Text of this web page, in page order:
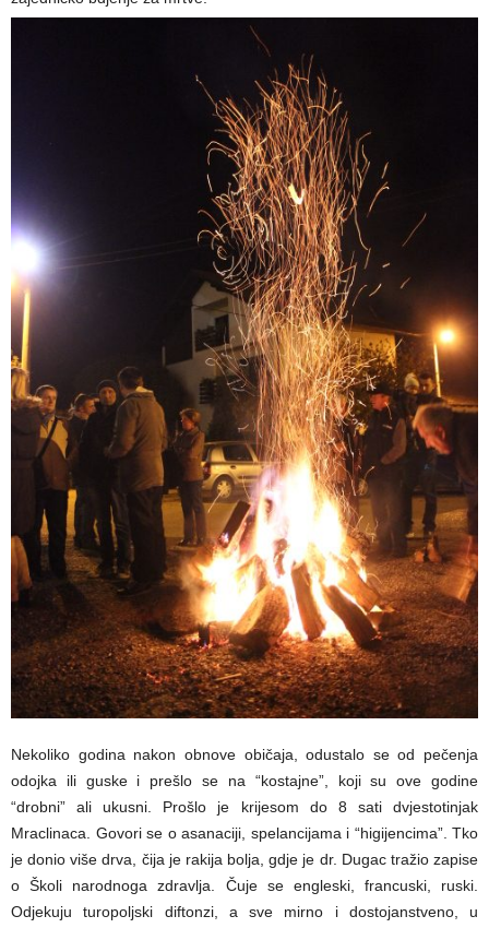
Nekoliko godina nakon obnove običaja, odustalo se od pečenja
odojka ili guske i prešlo se na “kostajne”, koji su ove godine
“drobni” ali ukusni. Prošlo je krijesom do 8 sati dvjestotinjak
Mraclinaca. Govori se o asanaciji, spelancijama i “higijencima”. Tko
je donio više drva, čija je rakija bolja, gdje je dr. Dugac tražio zapise
o Školi narodnoga zdravlja. Čuje se engleski, francuski, ruski.
Odjekuju turopoljski diftonzi, a sve mirno i dostojanstveno, u